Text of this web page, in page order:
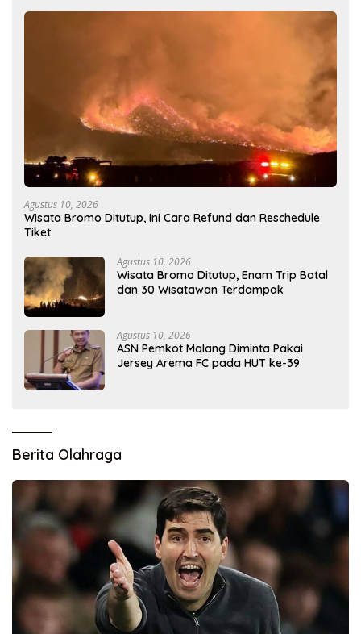
Agustus 10, 2026
Wisata Bromo Ditutup, Ini Cara Refund dan Reschedule
Tiket
Agustus 10, 2026
Wisata Bromo Ditutup, Enam Trip Batal
dan 30 Wisatawan Terdampak
Agustus 10, 2026
ASN Pemkot Malang Diminta Pakai
Jersey Arema FC pada HUT ke-39
Berita Olahraga